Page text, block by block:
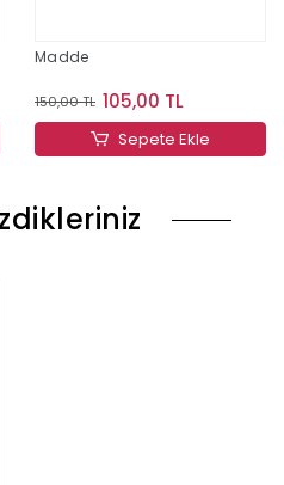
Madde
150,00 TL 105,00 TL
Sepete Ekle